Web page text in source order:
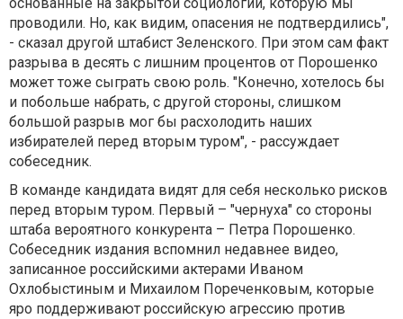
проводили. Но, как видим, опасения не подтвердились",
- сказал другой штабист Зеленского. При этом сам факт
разрыва в десять с лишним процентов от Порошенко
может тоже сыграть свою роль. "Конечно, хотелось бы
и побольше набрать, с другой стороны, слишком
большой разрыв мог бы расхолодить наших
избирателей перед вторым туром", - рассуждает
собеседник.
В команде кандидата видят для себя несколько рисков
перед вторым туром. Первый – "чернуха" со стороны
штаба вероятного конкурента – Петра Порошенко.
Собеседник издания вспомнил недавнее видео,
записанное российскими актерами Иваном
Охлобыстиным и Михаилом Пореченковым, которые
яро поддерживают российскую агрессию против